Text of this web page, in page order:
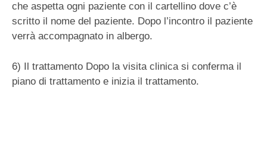
che aspetta ogni paziente con il cartellino dove c’è
scritto il nome del paziente. Dopo l’incontro il paziente
verrà accompagnato in albergo.
6) Il trattamento Dopo la visita clinica si conferma il
piano di trattamento e inizia il trattamento.